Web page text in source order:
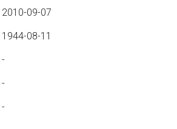
2010-09-07
1944-08-11
-
-
-